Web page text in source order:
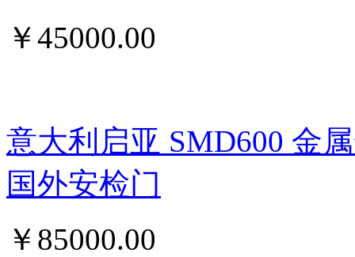
￥45000.00
意大利启亚 SMD600 金
国外安检门
￥ 85000.00